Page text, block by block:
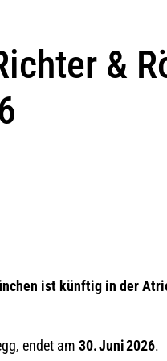
&
ist künftig in der
endet am 30. Juni 2026.